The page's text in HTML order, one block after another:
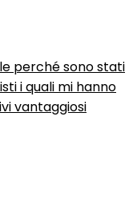
perché sono stati
i quali mi hanno
vantaggiosi